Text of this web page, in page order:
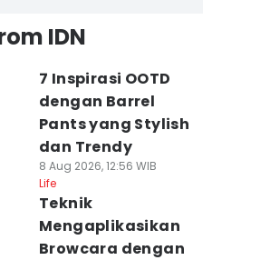
IDN
7 Inspirasi OOTD
dengan Barrel
Pants yang Stylish
dan Trendy
8 Aug 2026, 12:56 WIB
Life
Teknik
Mengaplikasikan
Browcara dengan